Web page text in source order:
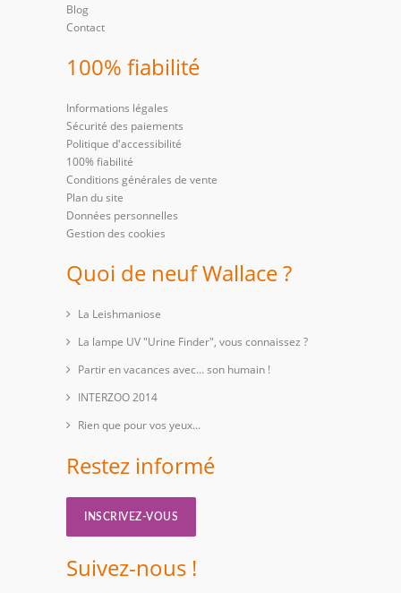
Blog
Contact
100% fiabilité
Informations légales
Sécurité des paiements
Politique d'accessibilité
100% fiabilité
Conditions générales de vente
Plan du site
Données personnelles
Gestion des cookies
Quoi de neuf Wallace ?
La Leishmaniose
La lampe UV "Urine Finder", vous connaissez ?
Partir en vacances avec… son humain !
INTERZOO 2014
Rien que pour vos yeux...
Restez informé
INSCRIVEZ-VOUS
Suivez-nous !